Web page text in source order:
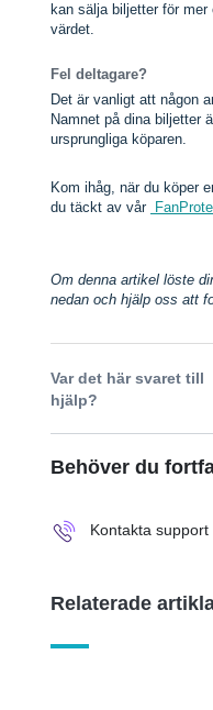
kan sälja biljetter för
värdet.
Fel deltagare?
Det är vanligt att någon
Namnet på dina biljetter
ursprungliga köparen.
Kom ihåg, när du köper
du täckt av vår
Om denna artikel löste
nedan och hjälp oss att
Var det här svaret till
hjälp?
Behöver du
Kontakta support
Relaterade